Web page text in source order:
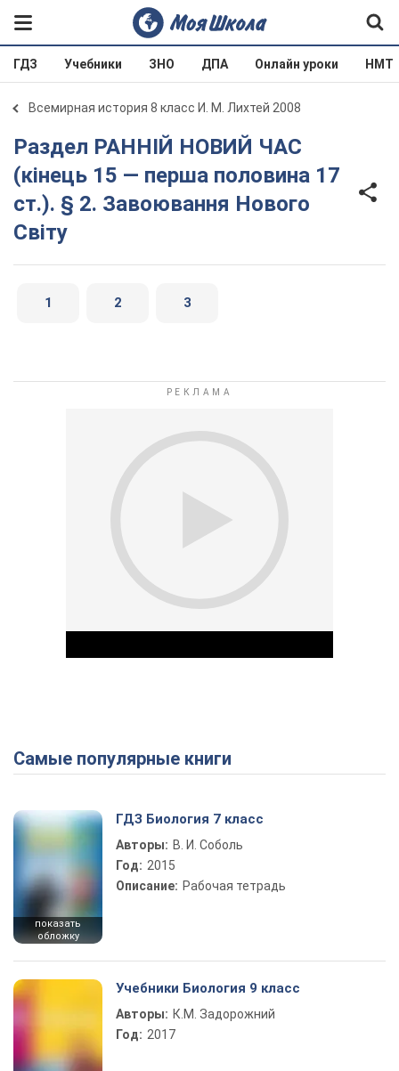
ГДЗ Учебники ЗНО ДПА Онлайн уроки НМТ
Всемирная история 8 класс И. М. Лихтей 2008
Раздел РАННІЙ НОВИЙ ЧАС
(кінець 15 — перша половина 17
ст.). § 2. Завоювання Нового
Світу
1 2 3
Play Video
Самые популярные книги
показать
обложку
ГДЗ Биология 7 класс
Авторы: В. И. Соболь
Год: 2015
Описание: Рабочая тетрадь
Учебники Биология 9 класс
Авторы: К.М. Задорожний
Год: 2017